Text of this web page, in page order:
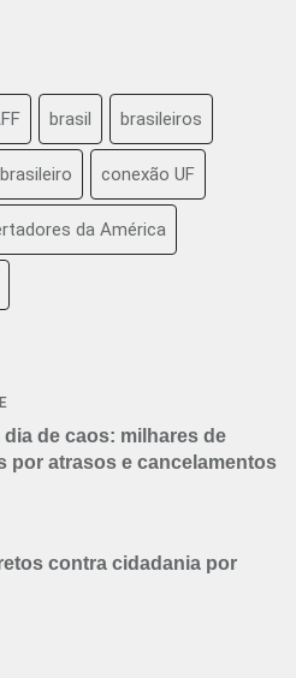
brasil brasileiros
conexão UF
da América
de caos: milhares de
por atrasos e cancelamentos
contra cidadania por